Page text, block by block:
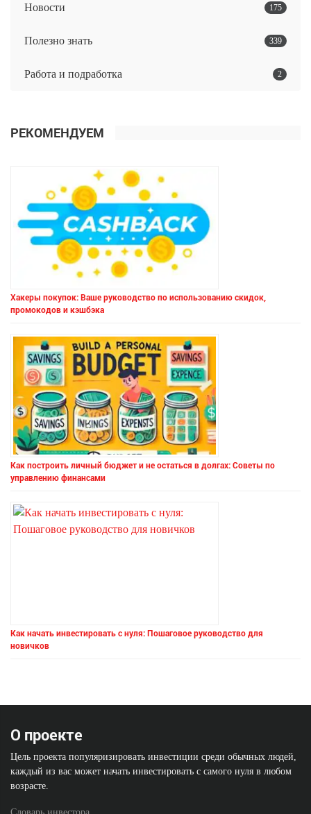
Новости 175
Полезно знать 339
Работа и подработка 2
РЕКОМЕНДУЕМ
Хакеры покупок: Ваше руководство по использованию скидок,
промокодов и кэшбэка
Как построить личный бюджет и не остаться в долгах: Советы по
управлению финансами
Как начать инвестировать с нуля: Пошаговое руководство для
новичков
О проекте
Цель проекта популяризировать инвестиции среди обычных людей,
каждый из вас может начать инвестировать с самого нуля в любом
возрасте.